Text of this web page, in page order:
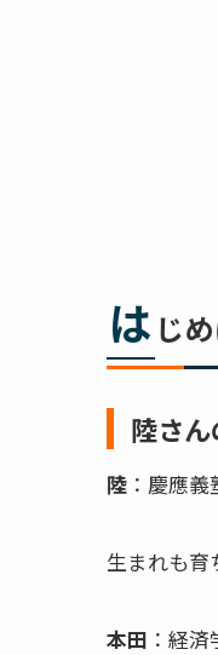
は じ
陸さん
陸 ：慶應
生まれも育
本田 ：経